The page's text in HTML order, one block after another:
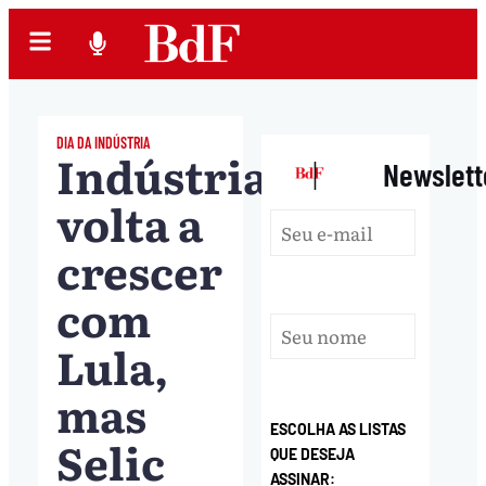
DIA DA INDÚSTRIA
Indústria
volta a
crescer
com
Lula,
mas
Selic
|
ESCOLHA AS LISTAS
QUE DESEJA
ASSINAR: